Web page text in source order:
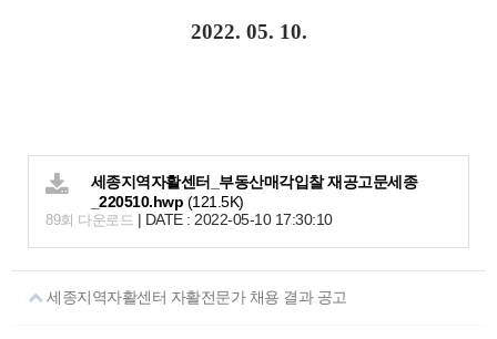
2022. 05. 10.
세종지역자활센터_부동산매각입찰 재공고문세종
_220510.hwp (121.5K)
89회 다운로드 | DATE : 2022-05-10 17:30:10
세종지역자활센터 자활전문가 채용 결과 공고